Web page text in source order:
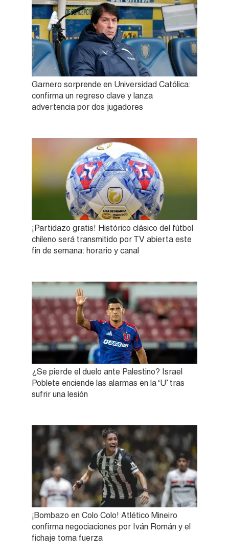
Garnero sorprende en Universidad Católica:
confirma un regreso clave y lanza
advertencia por dos jugadores
¡Partidazo gratis! Histórico clásico del fútbol
chileno será transmitido por TV abierta este
fin de semana: horario y canal
¿Se pierde el duelo ante Palestino? Israel
Poblete enciende las alarmas en la ‘U’ tras
sufrir una lesión
¡Bombazo en Colo Colo! Atlético Mineiro
confirma negociaciones por Iván Román y el
fichaje toma fuerza